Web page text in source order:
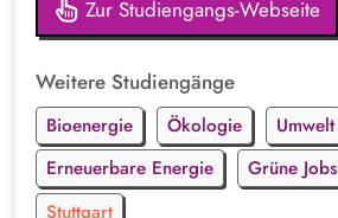
Zur Studiengangs-Webseite
Weitere Studiengänge
Bioenergie Ökologie
Umwelt
Erneuerbare Energie
Grüne Jobs
Stuttgart